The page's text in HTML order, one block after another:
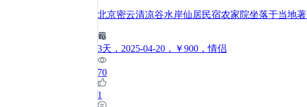
北京密云清凉谷水岸仙居民宿农家院坐落于当地
3天 ，2025-04-20 ，￥900 ，情侣
70
1